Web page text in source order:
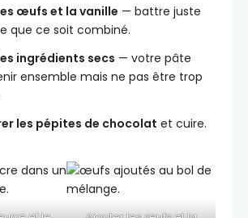
œufs et la vanille — battre juste
que ce soit combiné.
ingrédients secs — votre pâte
ensemble mais ne pas être trop
les pépites de chocolat et cuire.